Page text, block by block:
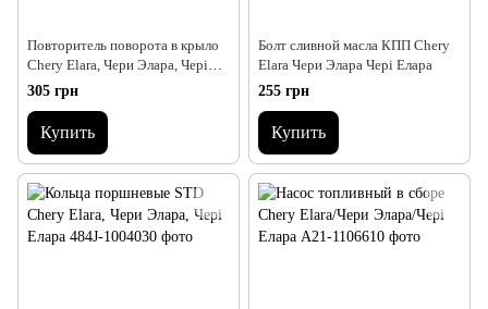
Повторитель поворота в крыло
Chery Elara, Чери Элара, Чері
Елара
305 грн
Купить
Болт сливной масла КПП Chery
Elara Чери Элара Чері Елара
255 грн
Купить